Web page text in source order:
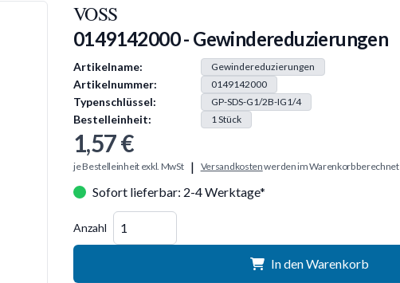
VOSS
0149142000 - Gewindereduzierungen
Produkt Information
Artikelname: Gewindereduzierungen
Artikelnummer: 0149142000
Typenschlüssel: GP-SDS-G1/2B-IG1/4
Bestelleinheit: 1Stück
1,57 €
je Bestelleinheit exkl. MwSt | Versandkostenwerden im Warenkorb berechnet
Sofort lieferbar: 2-4 Werktage*
Anzahl
In den Warenkorb